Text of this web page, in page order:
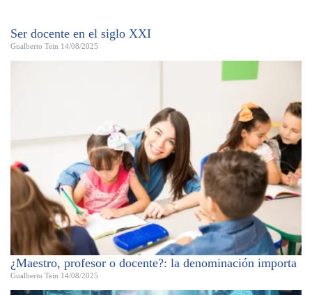
Ser docente en el siglo XXI
Gualberto Tein 14/08/2025
¿Maestro, profesor o docente?: la denominación importa
Gualberto Tein 14/08/2025